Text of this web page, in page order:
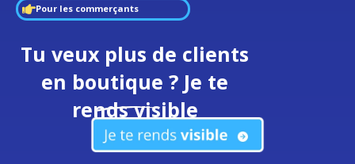
Pour les commerçants
Tu veux plus de clients
en boutique ? Je te
rends visible